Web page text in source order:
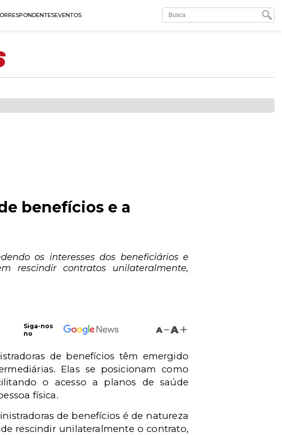
EVENTOS
benefícios e a
os interesses dos beneficiários e
rescindir contratos unilateralmente,
Siga-nos
no
A A
de benefícios têm emergido
Elas se posicionam como
o acesso a planos de saúde
física.
de benefícios é de natureza
rescindir unilateralmente o contrato,